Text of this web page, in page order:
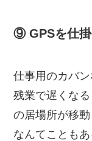
⑨ GPSを仕掛
仕事用のカバ
残業で遅くな
の居場所が移
なんてこともあ